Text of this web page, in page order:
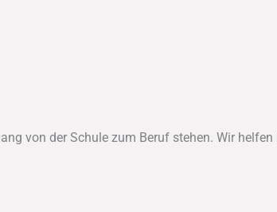
von der Schule zum Beruf stehen. Wir